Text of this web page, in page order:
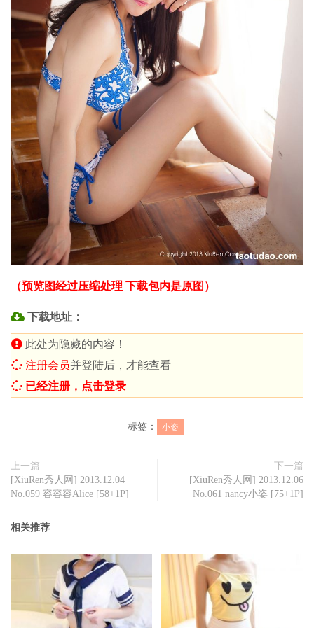
（预览图经过压缩处理 下载包内是原图）
下载地址：
此处为隐藏的内容！
注册会员并登陆后，才能查看
已经注册，点击登录
标签： 小姿
上一篇
[XiuRen秀人网] 2013.12.04
No.059 容容容Alice [58+1P]
下一篇
[XiuRen秀人网] 2013.12.06
No.061 nancy小姿 [75+1P]
相关推荐